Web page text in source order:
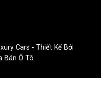
Cars -Thiết Kế Bởi
Bán Ô Tô